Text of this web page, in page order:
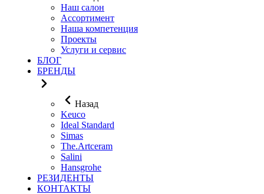
Наш салон
Ассортимент
Наша компетенция
Проекты
Услуги и сервис
БЛОГ
БРЕНДЫ
Назад
Keuco
Ideal Standard
Simas
The.Artceram
Salini
Hansgrohe
РЕЗИДЕНТЫ
КОНТАКТЫ